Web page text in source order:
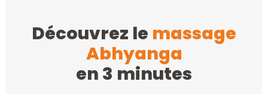
Découvrez le massage
Abhyanga
en 3 minutes